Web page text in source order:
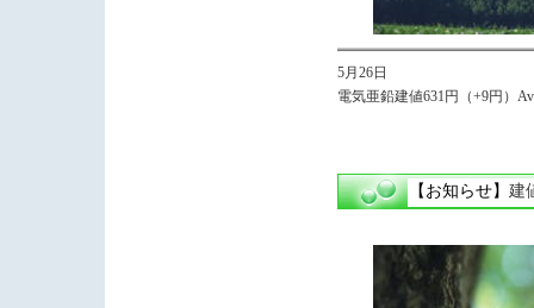
5月26日
電気亜鉛建値631円（+9円）
【お知らせ】 建